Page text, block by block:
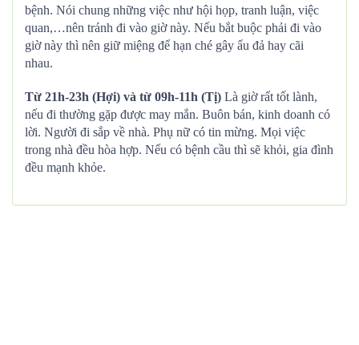
bệnh. Nói chung những việc như hội họp, tranh luận, việc
quan,…nên tránh đi vào giờ này. Nếu bắt buộc phải đi vào
giờ này thì nên giữ miệng để hạn ché gây ẩu đả hay cãi
nhau.
Từ 21h-23h (Hợi) và từ 09h-11h (Tị) Là giờ rất tốt lành,
nếu đi thường gặp được may mắn. Buôn bán, kinh doanh có
lời. Người đi sắp về nhà. Phụ nữ có tin mừng. Mọi việc
trong nhà đều hòa hợp. Nếu có bệnh cầu thì sẽ khỏi, gia đình
đều mạnh khỏe.